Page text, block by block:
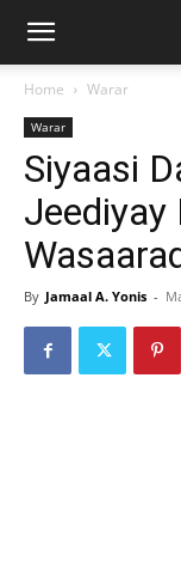
Home Warar
Warar
Siyaasi
Jeediyay
By Jamaal A. Yonis -